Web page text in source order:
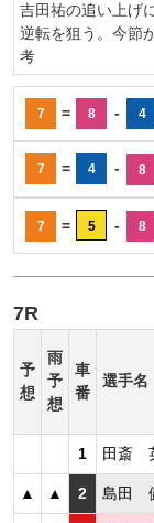
吉田祐の追い上げ
逆転を狙う。今節
考
7 = 8 - 4
7 = 4 - 8
7 = 5 - 8
7R
予
想
雨
予
想
車
番
選手名
1 田斎
▲ ▲ 2 島田